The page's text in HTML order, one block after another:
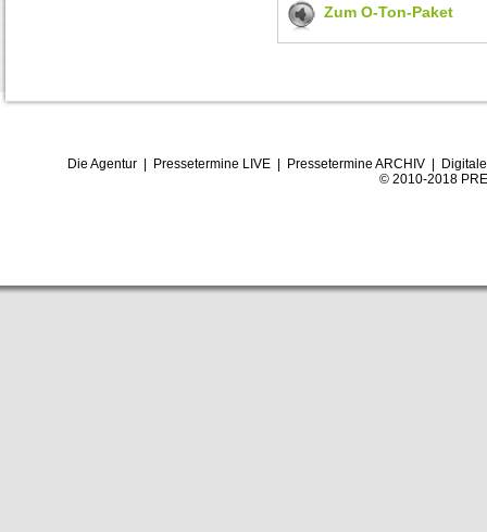
Zum O-Ton-Paket
Die Agentur| Pressetermine LIVE| Pressetermine ARCHIV|
© 2010-2018